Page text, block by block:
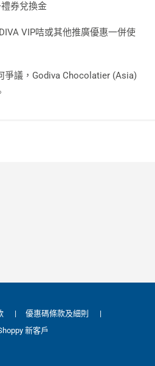
券兌換金
VIP咭或其他推廣優惠一併使
爭議，Godiva Chocolatier (Asia)
| 優惠碼條款及細則
|
新客戶